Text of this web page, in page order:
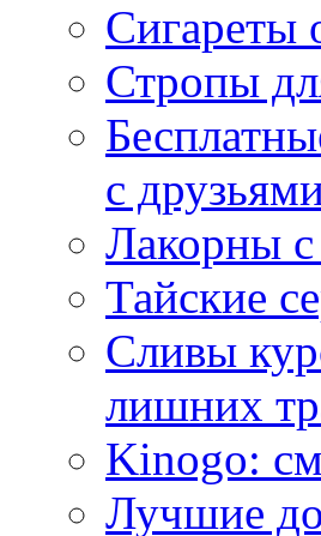
Сигареты
Стропы
с
Лакорны
Тайские
Сливы
лишних
Kinogo:
Лучшие